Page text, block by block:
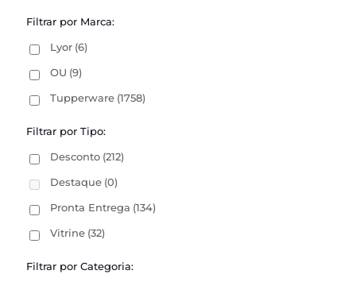
Filtrar por Marca:
Lyor (6)
OU (9)
Tupperware (1758)
Filtrar por Tipo:
Desconto (212)
Destaque (0)
Pronta Entrega (134)
Vitrine (32)
Filtrar por Categoria: